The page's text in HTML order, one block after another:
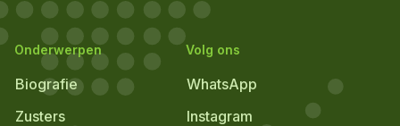
Onderwerpen
Biografie
Zusters
Volg ons
WhatsApp
Instagram